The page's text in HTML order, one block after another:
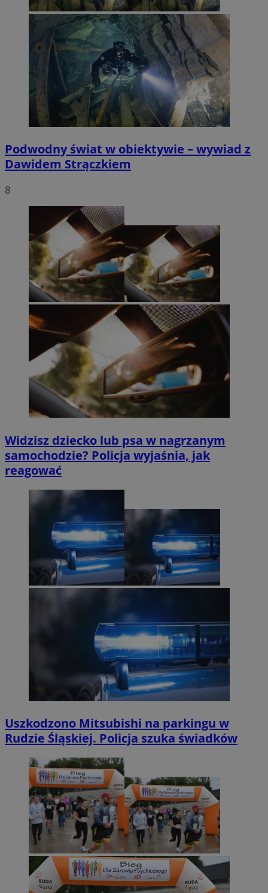
Podwodny świat w obiektywie – wywiad z
Dawidem Strączkiem
8
Widzisz dziecko lub psa w nagrzanym
samochodzie? Policja wyjaśnia, jak
reagować
Uszkodzono Mitsubishi na parkingu w
Rudzie Śląskiej. Policja szuka świadków